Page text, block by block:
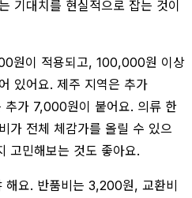
기대치를 현실적으로 잡는 것이
원이 적용되고, 100,000원 이상
있어요. 제주 지역은 추가
가 7,000원이 붙어요. 의류 한
가 전체 체감가를 올릴 수 있으
고민해보는 것도 좋아요.
해요. 반품비는 3,200원, 교환비